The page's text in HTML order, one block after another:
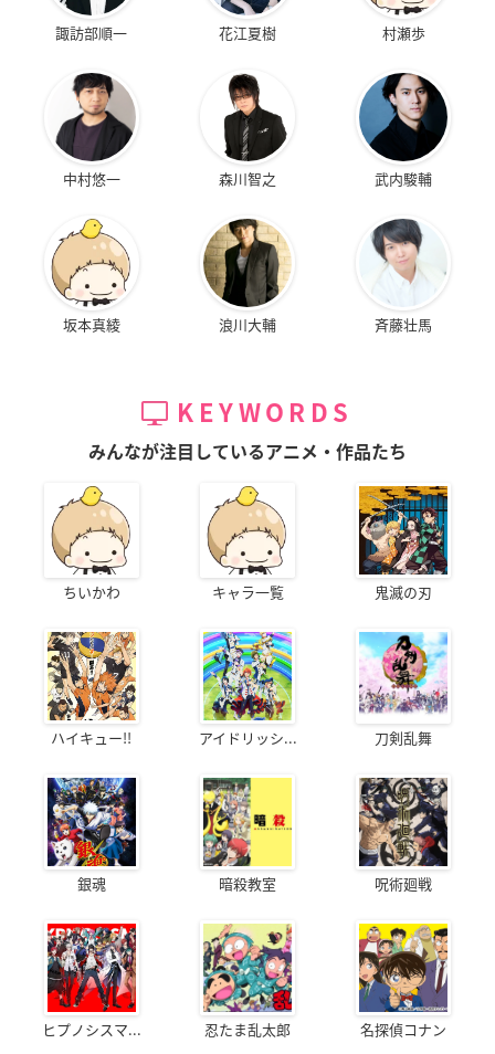
諏訪部順一 花江夏樹 村瀬歩
中村悠一 森川智之 武内駿輔
坂本真綾 浪川大輔 斉藤壮馬
KEYWORDS
みんなが注目しているアニメ・作品たち
ちいかわ キャラ一覧 鬼滅の刃
ハイキュー!! アイドリッシ... 刀剣乱舞
銀魂 暗殺教室 呪術廻戦
ヒプノシスマ... 忍たま乱太郎 名探偵コナン